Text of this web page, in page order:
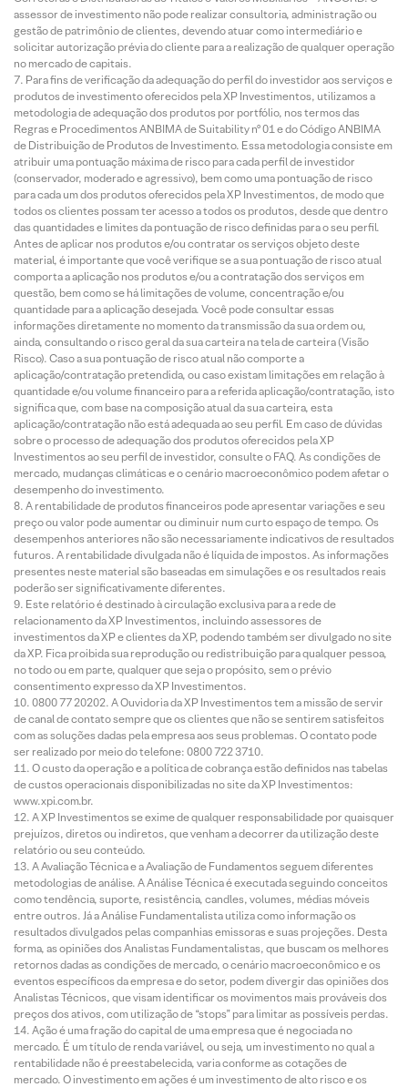
assessor de investimento não pode realizar consultoria, administração ou
gestão de patrimônio de clientes, devendo atuar como intermediário e
solicitar autorização prévia do cliente para a realização de qualquer operação
no mercado de capitais.
Para fins de verificação da adequação do perfil do investidor aos serviços e
produtos de investimento oferecidos pela XP Investimentos, utilizamos a
metodologia de adequação dos produtos por portfólio, nos termos das
Regras e Procedimentos ANBIMA de Suitability nº 01 e do Código ANBIMA
de Distribuição de Produtos de Investimento. Essa metodologia consiste em
atribuir uma pontuação máxima de risco para cada perfil de investidor
(conservador, moderado e agressivo), bem como uma pontuação de risco
para cada um dos produtos oferecidos pela XP Investimentos, de modo que
todos os clientes possam ter acesso a todos os produtos, desde que dentro
das quantidades e limites da pontuação de risco definidas para o seu perfil.
Antes de aplicar nos produtos e/ou contratar os serviços objeto deste
material, é importante que você verifique se a sua pontuação de risco atual
comporta a aplicação nos produtos e/ou a contratação dos serviços em
questão, bem como se há limitações de volume, concentração e/ou
quantidade para a aplicação desejada. Você pode consultar essas
informações diretamente no momento da transmissão da sua ordem ou,
ainda, consultando o risco geral da sua carteira na tela de carteira (Visão
Risco). Caso a sua pontuação de risco atual não comporte a
aplicação/contratação pretendida, ou caso existam limitações em relação à
quantidade e/ou volume financeiro para a referida aplicação/contratação, isto
significa que, com base na composição atual da sua carteira, esta
aplicação/contratação não está adequada ao seu perfil. Em caso de dúvidas
sobre o processo de adequação dos produtos oferecidos pela XP
Investimentos ao seu perfil de investidor, consulte o FAQ. As condições de
mercado, mudanças climáticas e o cenário macroeconômico podem afetar o
desempenho do investimento.
A rentabilidade de produtos financeiros pode apresentar variações e seu
preço ou valor pode aumentar ou diminuir num curto espaço de tempo. Os
desempenhos anteriores não são necessariamente indicativos de resultados
futuros. A rentabilidade divulgada não é líquida de impostos. As informações
presentes neste material são baseadas em simulações e os resultados reais
poderão ser significativamente diferentes.
Este relatório é destinado à circulação exclusiva para a rede de
relacionamento da XP Investimentos, incluindo assessores de
investimentos da XP e clientes da XP, podendo também ser divulgado no site
da XP. Fica proibida sua reprodução ou redistribuição para qualquer pessoa,
no todo ou em parte, qualquer que seja o propósito, sem o prévio
consentimento expresso da XP Investimentos.
0800 77 20202. A Ouvidoria da XP Investimentos tem a missão de servir
de canal de contato sempre que os clientes que não se sentirem satisfeitos
com as soluções dadas pela empresa aos seus problemas. O contato pode
ser realizado por meio do telefone: 0800 722 3710.
O custo da operação e a política de cobrança estão definidos nas tabelas
de custos operacionais disponibilizadas no site da XP Investimentos:
www.xpi.com.br.
A XP Investimentos se exime de qualquer responsabilidade por quaisquer
prejuízos, diretos ou indiretos, que venham a decorrer da utilização deste
relatório ou seu conteúdo.
A Avaliação Técnica e a Avaliação de Fundamentos seguem diferentes
metodologias de análise. A Análise Técnica é executada seguindo conceitos
como tendência, suporte, resistência, candles, volumes, médias móveis
entre outros. Já a Análise Fundamentalista utiliza como informação os
resultados divulgados pelas companhias emissoras e suas projeções. Desta
forma, as opiniões dos Analistas Fundamentalistas, que buscam os melhores
retornos dadas as condições de mercado, o cenário macroeconômico e os
eventos específicos da empresa e do setor, podem divergir das opiniões dos
Analistas Técnicos, que visam identificar os movimentos mais prováveis dos
preços dos ativos, com utilização de “stops” para limitar as possíveis perdas.
Ação é uma fração do capital de uma empresa que é negociada no
mercado. É um título de renda variável, ou seja, um investimento no qual a
rentabilidade não é preestabelecida, varia conforme as cotações de
mercado. O investimento em ações é um investimento de alto risco e os